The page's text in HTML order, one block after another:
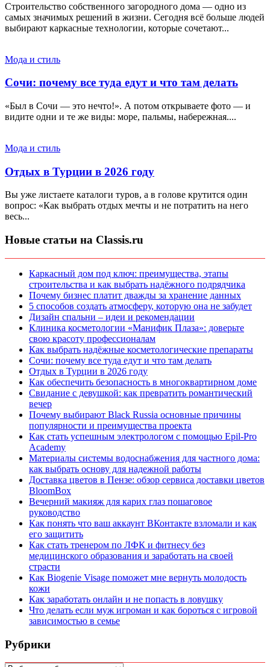
Строительство собственного загородного дома — одно из
самых значимых решений в жизни. Сегодня всё больше людей
выбирают каркасные технологии, которые сочетают...
Мода и стиль
Сочи: почему все туда едут и что там делать
«Был в Сочи — это нечто!». А потом открываете фото — и
видите одни и те же виды: море, пальмы, набережная....
Мода и стиль
Отдых в Турции в 2026 году
Вы уже листаете каталоги туров, а в голове крутится один
вопрос: «Как выбрать отдых мечты и не потратить на него
весь...
Новые статьи на Classis.ru
Каркасный дом под ключ: преимущества, этапы
строительства и как выбрать надёжного подрядчика
Почему бизнес платит дважды за хранение данных
5 способов создать атмосферу, которую она не забудет
Дизайн спальни – идеи и рекомендации
Клиника косметологии «Манифик Плаза»: доверьте
свою красоту профессионалам
Как выбрать надёжные косметологические препараты
Сочи: почему все туда едут и что там делать
Отдых в Турции в 2026 году
Как обеспечить безопасность в многоквартирном доме
Свидание с девушкой: как превратить романтический
вечер
Почему выбирают Black Russia основные причины
популярности и преимущества проекта
Как стать успешным электрологом с помощью Epil-Pro
Academy
Материалы системы водоснабжения для частного дома:
как выбрать основу для надежной работы
Доставка цветов в Пензе: обзор сервиса доставки цветов
BloomBox
Вечерний макияж для карих глаз пошаговое
руководство
Как понять что ваш аккаунт ВКонтакте взломали и как
его защитить
Как стать тренером по ЛФК и фитнесу без
медицинского образования и заработать на своей
страсти
Как Biogenie Visage поможет мне вернуть молодость
кожи
Как заработать онлайн и не попасть в ловушку
Что делать если муж игроман и как бороться с игровой
зависимостью в семье
Рубрики